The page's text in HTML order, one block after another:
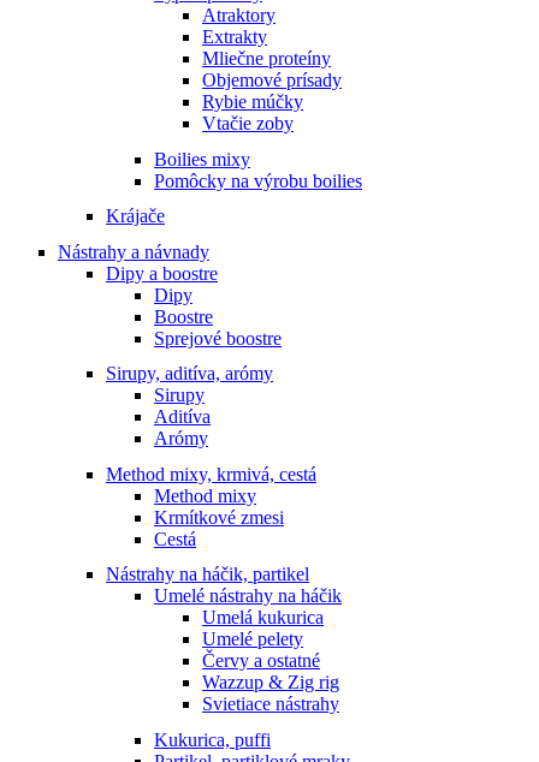
Atraktory
Extrakty
Mliečne proteíny
Objemové prísady
Rybie múčky
Vtačie zoby
Boilies mixy
Pomôcky na výrobu boilies
Krájače
Nástrahy a návnady
Dipy a boostre
Dipy
Boostre
Sprejové boostre
Sirupy, aditíva, arómy
Sirupy
Aditíva
Arómy
Method mixy, krmivá, cestá
Method mixy
Krmítkové zmesi
Cestá
Nástrahy na háčik, partikel
Umelé nástrahy na háčik
Umelá kukurica
Umelé pelety
Červy a ostatné
Wazzup & Zig rig
Svietiace nástrahy
Kukurica, puffi